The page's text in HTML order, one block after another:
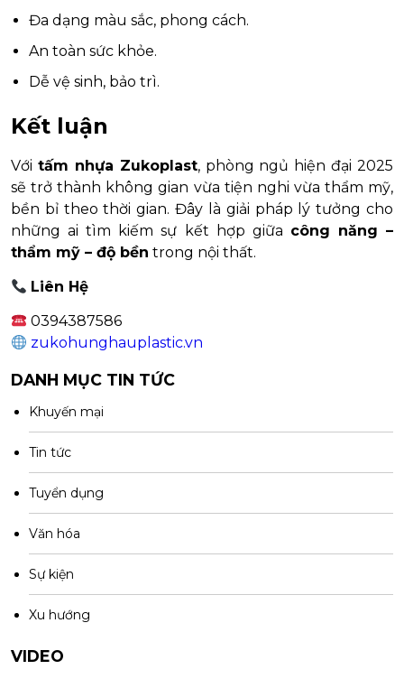
Đa dạng màu sắc, phong cách.
An toàn sức khỏe.
Dễ vệ sinh, bảo trì.
Kết luận
Với tấm nhựa Zukoplast, phòng ngủ hiện đại 2025
sẽ trở thành không gian vừa tiện nghi vừa thẩm mỹ,
bền bỉ theo thời gian. Đây là giải pháp lý tưởng cho
những ai tìm kiếm sự kết hợp giữa công năng –
thẩm mỹ – độ bền trong nội thất.
Liên Hệ
0394387586
zukohunghauplastic.vn
DANH MỤC TIN TỨC
Khuyến mại
Tin tức
Tuyển dụng
Văn hóa
Sự kiện
Xu hướng
VIDEO